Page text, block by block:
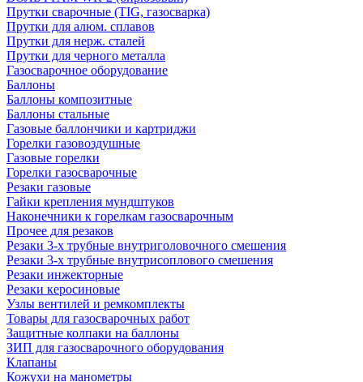
Прутки сварочные (TIG, газосварка)
Прутки для алюм. сплавов
Прутки для нерж. сталей
Прутки для черного металла
Газосварочное оборудование
Баллоны
Баллоны композитные
Баллоны стальные
Газовые баллончики и картриджи
Горелки газовоздушные
Газовые горелки
Горелки газосварочные
Резаки газовые
Гайки крепления мундштуков
Наконечники к горелкам газосварочным
Прочее для резаков
Резаки 3-х трубные внутриголовочного смешения
Резаки 3-х трубные внутрисоплового смешения
Резаки инжекторные
Резаки керосиновые
Узлы вентилей и ремкомплекты
Товары для газосварочных работ
Защитные колпаки на баллоны
ЗИП для газосварочного оборудования
Клапаны
Кожухи на манометры